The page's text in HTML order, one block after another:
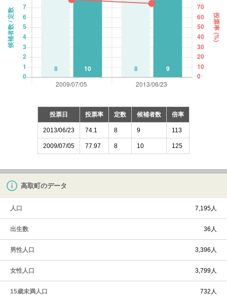
投票日 投票率 定数 候補者数 倍率
2013/06/23 74.1 8 9 113
2009/07/05 77.97 8 10 125
高取町のデータ
人口 7,195人
出生数 36人
男性人口 3,396人
女性人口 3,799人
15歳未満人口 732人